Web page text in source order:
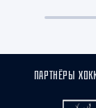
ПАРТНЁРЫ